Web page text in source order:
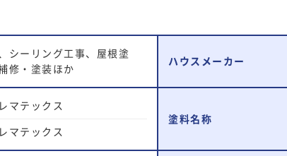
シーリング工事、屋根塗
修・塗装ほか
ハウスメーカー
マテックス
マテックス
塗料名称